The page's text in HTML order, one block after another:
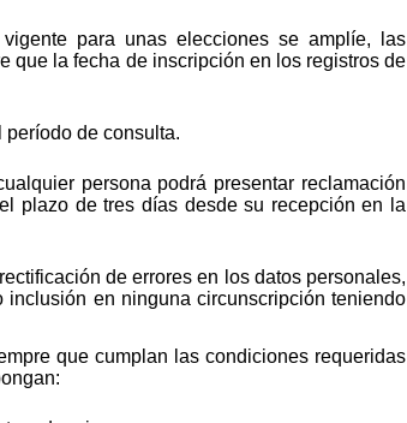
para unas elecciones se amplíe, las
que la fecha de inscripción en los registros de
de consulta.
persona podrá presentar reclamación
plazo de tres días desde su recepción en la
de errores en los datos personales,
en ninguna circunscripción teniendo
que cumplan las condiciones requeridas